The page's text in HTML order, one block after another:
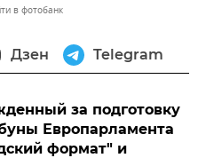
в фотобанк
Дзен Telegram
за подготовку
Европарламента
формат" и